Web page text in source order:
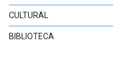
CULTURAL
BIBLIOTECA